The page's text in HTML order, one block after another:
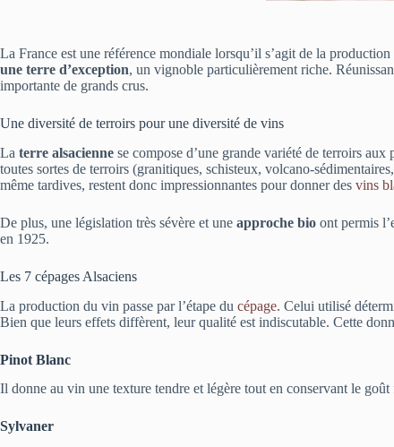
La France est une référence mondiale lorsqu’il s’agit de la
une terre d’exception, un vignoble particulièrement riche.
importante de grands crus.
Une diversité de terroirs pour une diversité de vins
La terre alsacienne se compose d’une grande variété de terroirs
toutes sortes de terroirs (granitiques, schisteux, volcano-
même tardives, restent donc impressionnantes pour donner des vins
De plus, une législation très sévère et une approche bio ont permis
en 1925.
Les 7 cépages Alsaciens
La production du vin passe par l’étape du cépage. Celui utilisé
Bien que leurs effets diffèrent, leur qualité est indiscutable. Cette
Pinot Blanc
Il donne au vin une texture tendre et légère tout en conservant le goût
Sylvaner